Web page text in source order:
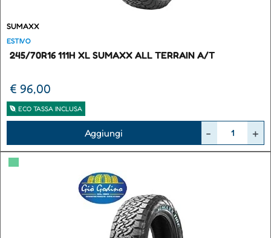
SUMAXX
ESTIVO
245/70R16 111H XL SUMAXX ALL TERRAIN A/T
€ 96,00
ECO TASSA INCLUSA
Aggiungi
▀